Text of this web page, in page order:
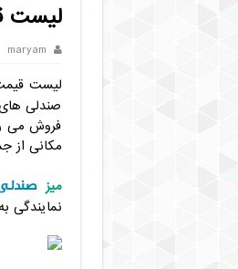
لیست
maryam
لیست
صندلی
فروش می
مکانی از
میز
نمایندگی